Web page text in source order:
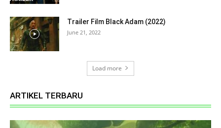
Trailer Film Black Adam (2022)
June 21, 2022
Load more
ARTIKEL TERBARU